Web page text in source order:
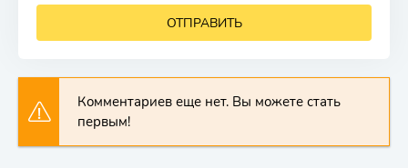
ОТПРАВИТЬ
Комментариев еще нет. Вы можете стать
первым!